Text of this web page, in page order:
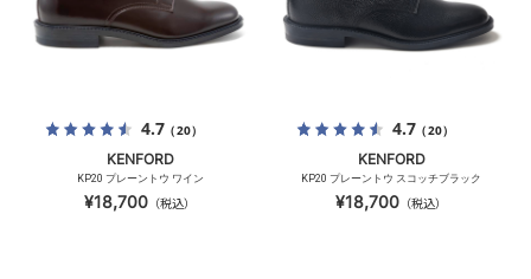
4.7（20）
KENFORD
KP20 プレーントウ ワイン
¥18,700 （税込）
4.7（20）
KENFORD
KP20 プレーントウ スコッチブラック
¥18,700 （税込）